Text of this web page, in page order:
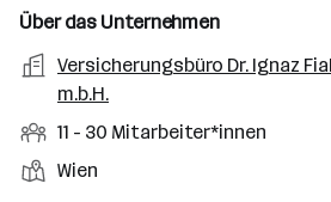
s
r
n
e
e
e
s
m
o
e
l
t
o
u
s
e
d
f
n
S
t
Über das Unternehmen
A
b
i
Versicherungsbüro Dr. Ignaz
m.b.H.
M
i
t
11 - 30 Mitarbeiter*innen
S
Wien